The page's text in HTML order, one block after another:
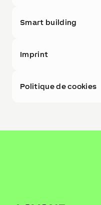
Smart building
Imprint
Politique de cookies